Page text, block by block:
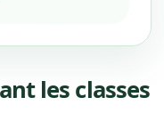
les classes